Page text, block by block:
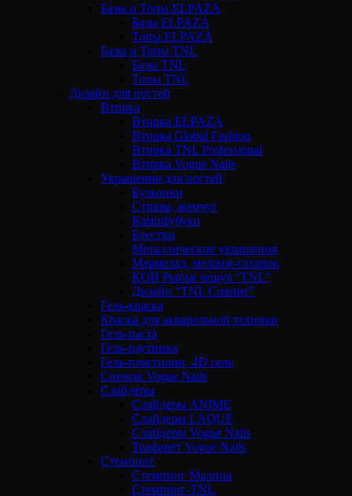
Базы и Топы ELPAZA
Базы ELPAZA
Топы ELPAZA
Базы и Топы TNL
Базы TNL
Топы TNL
Дизайн для ногтей
Втирка
Втирка ELPAZA
Втирка Global Fashion
Втирка TNL Professional
Втирка Vogue Nails
Украшения для ногтей
Бульонки
Стразы, жемчуг
Камифубуки
Блестки
Металлические украшения
Мармелад, меланж-сахарок
КОИ Рыбья чешуя “TNL”
Дизайн “TNL Сияние”
Гель-краска
Краска для акварельной техники
Гель-паста
Гель-паутинка
Гель-пластилин, 4D гель
Снежок Vogue Nails
Слайдеры
Слайдеры ANIME
Слайдеры LAQUE
Слайдеры Vogue Nails
Трафарет Vogue Nails
Стемпинг
Стемпинг Малина
Стемпинг-TNL